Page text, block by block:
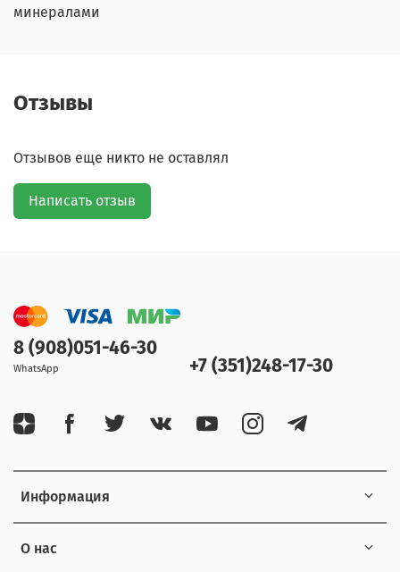
минералами
Отзывы
Отзывов еще никто не оставлял
Написать отзыв
Информация
О нас
8 (908)051-46-30
WhatsApp +7 (351)248-17-30